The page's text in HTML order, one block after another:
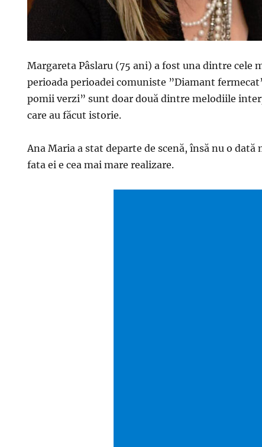
Margareta Pâslaru (75 ani) a fost una dintre cele
perioada perioadei comuniste ”Diamant
pomii verzi” sunt doar două dintre melodiile
care au făcut istorie.
Ana Maria a stat departe de scenă, însă nu o dată
fata ei e cea mai mare realizare.